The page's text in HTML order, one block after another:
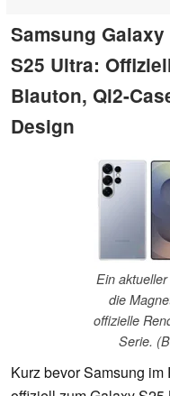
Samsung
S25 Ultra:
Blauton, Qi2-
Design
Ein
die
offizielle
Serie.
Kurz bevor Samsung